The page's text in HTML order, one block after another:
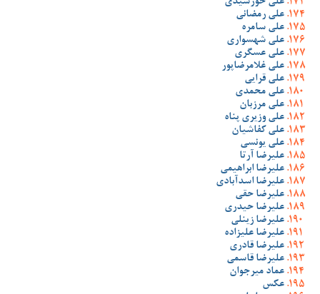
علی خورشیدی
علی رمضانی
علی سامره
علی شهسواری
علی عسگری
علی غلامرضاپور
علی قرایی
علی محمدی
علی مرزبان
علی وزیری پناه
علی کفاشیان
علی یونسی
علیرضا آرتا
علیرضا ابراهیمی
علیرضا اسدآبادی
علیرضا حقی
علیرضا حیدری
علیرضا زینلی
علیرضا علیزاده
علیرضا قادری
علیرضا قاسمی
عماد میرجوان
عکس